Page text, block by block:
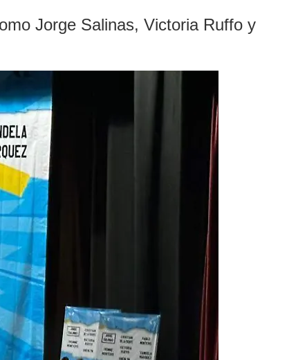
Jorge Salinas, Victoria Ruffo y